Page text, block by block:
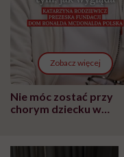
Zobacz więcej
Nie móc zostać przy
chorym dziecku w
może chyba tylko